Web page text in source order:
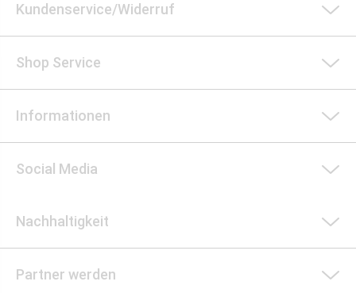
Kundenservice/Widerruf
Shop Service
Informationen
Social Media
Nachhaltigkeit
Partner werden